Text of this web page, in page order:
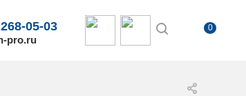
05-03
pro.ru
0